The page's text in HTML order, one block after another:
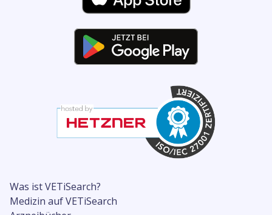
Was ist VETiSearch?
Medizin auf VETiSearch